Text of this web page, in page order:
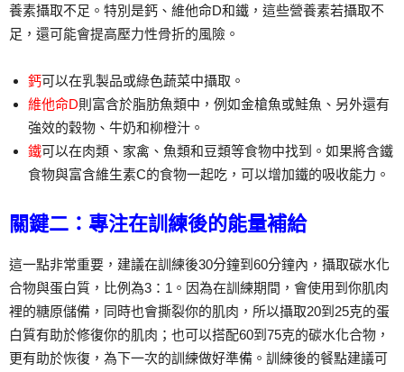
養素攝取不足。特別是鈣、維他命D和鐵，這些營養素若攝取不
足，還可能會提高壓力性骨折的風險。
鈣可以在乳製品或綠色蔬菜中攝取。
維他命D則富含於脂肪魚類中，例如金槍魚或鮭魚、另外還有
強效的穀物、牛奶和柳橙汁。
鐵可以在肉類、家禽、魚類和豆類等食物中找到。如果將含鐵
食物與富含維生素C的食物一起吃，可以增加鐵的吸收能力。
關鍵二：專注在訓練後的能量補給
這一點非常重要，建議在訓練後30分鐘到60分鐘內，攝取碳水化
合物與蛋白質，比例為3：1。因為在訓練期間，會使用到你肌肉
裡的糖原儲備，同時也會撕裂你的肌肉，所以攝取20到25克的蛋
白質有助於修復你的肌肉；也可以搭配60到75克的碳水化合物，
更有助於恢復，為下一次的訓練做好準備。訓練後的餐點建議可